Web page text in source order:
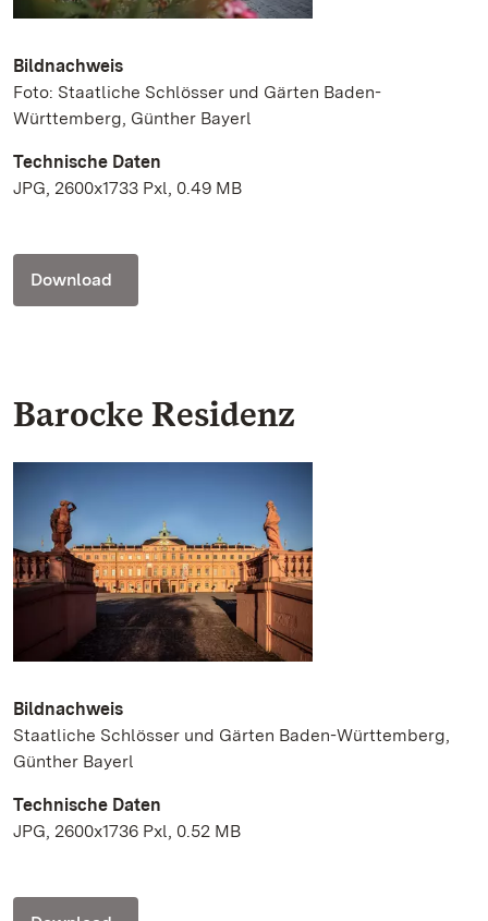
Bildnachweis
Foto: Staatliche Schlösser und Gärten Baden-
Württemberg, Günther Bayerl
Technische Daten
JPG, 2600x1733 Pxl, 0.49 MB
Download
Barocke Residenz
Bildnachweis
Staatliche Schlösser und Gärten Baden-Württemberg,
Günther Bayerl
Technische Daten
JPG, 2600x1736 Pxl, 0.52 MB